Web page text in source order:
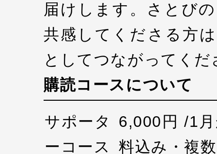
届けします。さとび
共感してくださる方
としてつながってくだ
購読コースについて
サポータ
ーコース
6,000円 /1
料込み・複